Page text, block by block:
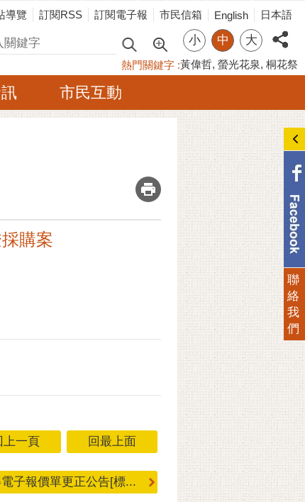
導覽 訂閱RSS 訂閱電子報 市民信箱 English 日本語
小 中 大
熱門關鍵字 黃偉哲 螢光花泉 桐花祭
市民互動
_
購案
上一頁 回最上面
子報價單更正公告[標...
聯
絡
我
們